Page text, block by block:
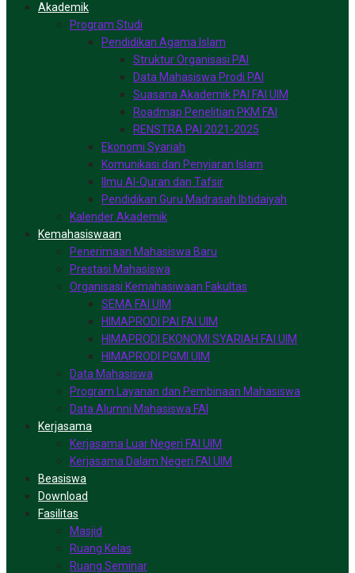
Akademik
Program Studi
Pendidikan Agama Islam
Struktur Organisasi PAI
Data Mahasiswa Prodi PAI
Suasana Akademik PAI FAI UIM
Roadmap Penelitian PKM FAI
RENSTRA PAI 2021-2025
Ekonomi Syariah
Komunikasi dan Penyiaran Islam
Ilmu Al-Quran dan Tafsir
Pendidikan Guru Madrasah Ibtidaiyah
Kalender Akademik
Kemahasiswaan
Penerimaan Mahasiswa Baru
Prestasi Mahasiswa
Organisasi Kemahasiwaan Fakultas
SEMA FAI UIM
HIMAPRODI PAI FAI UIM
HIMAPRODI EKONOMI SYARIAH FAI UIM
HIMAPRODI PGMI UIM
Data Mahasiswa
Program Layanan dan Pembinaan Mahasiswa
Data Alumni Mahasiswa FAI
Kerjasama
Kerjasama Luar Negeri FAI UIM
Kerjasama Dalam Negeri FAI UIM
Beasiswa
Download
Fasilitas
Masjid
Ruang Kelas
Ruang Seminar